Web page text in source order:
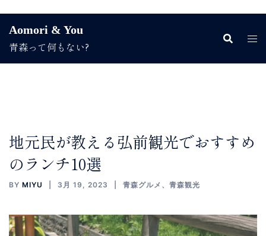
Aomori & You
青森って何もない?
地元民が教える弘前観光でおすすめ
のランチ10選
BY MIYU 3月 19, 2023 青森グルメ 、 青森観光